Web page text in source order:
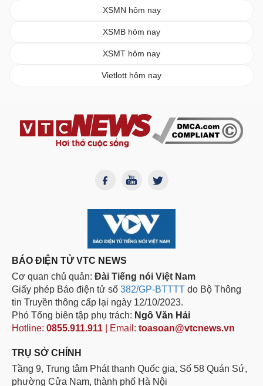
XSMN hôm nay
XSMB hôm nay
XSMT hôm nay
Vietlott hôm nay
BÁO ĐIỆN TỬ VTC NEWS
Cơ quan chủ quản: Đài Tiếng nói Việt Nam
Giấy phép Báo điện tử số 382/GP-BTTTT do Bộ Thông
tin Truyền thông cấp lại ngày 12/10/2023.
Phó Tổng biên tập phụ trách: Ngô Văn Hải
Hotline: 0855.911.911 | Email: toasoan@vtcnews.vn
TRỤ SỞ CHÍNH
Tầng 9, Trung tâm Phát thanh Quốc gia, Số 58 Quán Sứ,
phường Cửa Nam, thành phố Hà Nội